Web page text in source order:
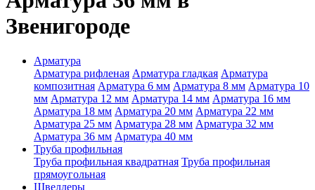
Звенигороде
Арматура
Арматура рифленая Арматура гладкая Арматура
композитная Арматура 6 мм Арматура 8 мм Арматура 10
мм Арматура 12 мм Арматура 14 мм Арматура 16 мм
Арматура 18 мм Арматура 20 мм Арматура 22 мм
Арматура 25 мм Арматура 28 мм Арматура 32 мм
Арматура 36 мм Арматура 40 мм
Труба профильная
Труба профильная квадратная Труба профильная
прямоугольная
Швеллеры